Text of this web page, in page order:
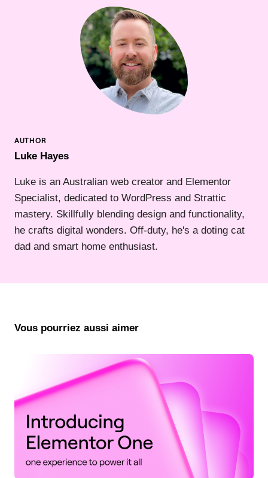
Luke Hayes
Luke is an Australian web creator and Elementor
Specialist, dedicated to WordPress and Strattic
mastery. Skillfully blending design and functionality,
he crafts digital wonders. Off-duty, he's a doting cat
dad and smart home enthusiast.
Vous pourriez aussi aimer